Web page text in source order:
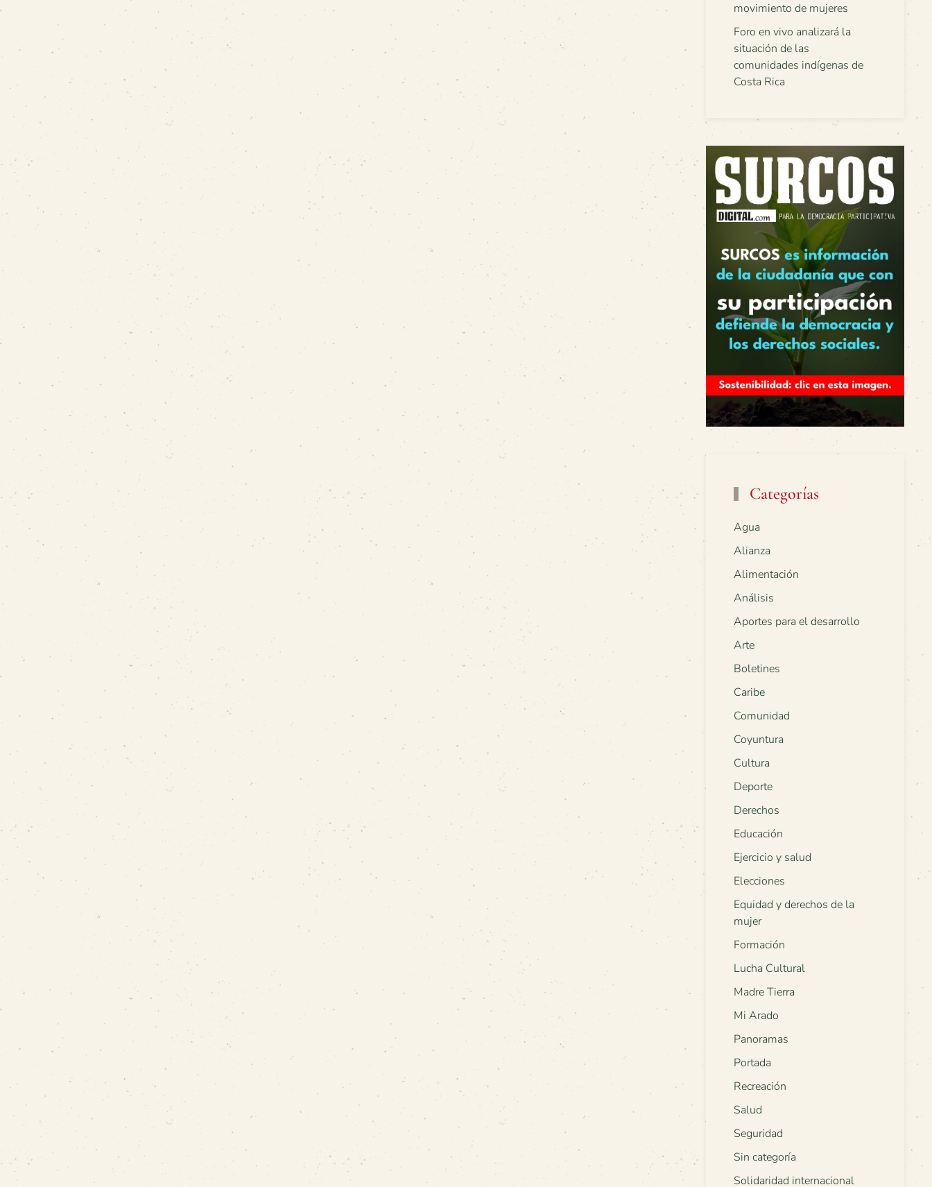
movimiento de mujeres
Foro en vivo analizará la
situación de las
comunidades indígenas de
Costa Rica
Categorías
Agua
Alianza
Alimentación
Análisis
Aportes para el desarrollo
Arte
Boletines
Caribe
Comunidad
Coyuntura
Cultura
Deporte
Derechos
Educación
Ejercicio y salud
Elecciones
Equidad y derechos de la
mujer
Formación
Lucha Cultural
Madre Tierra
Mi Arado
Panoramas
Portada
Recreación
Salud
Seguridad
Sin categoría
Solidaridad internacional